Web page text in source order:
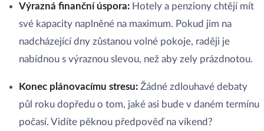
Výrazná finanční úspora: Hotely a penziony chtějí mít
své kapacity naplněné na maximum. Pokud jim na
nadcházející dny zůstanou volné pokoje, raději je
nabídnou s výraznou slevou, než aby zely prázdnotou.
Konec plánovacímu stresu: Žádné zdlouhavé debaty
půl roku dopředu o tom, jaké asi bude v daném termínu
počasí. Vidíte pěknou předpověď na víkend?